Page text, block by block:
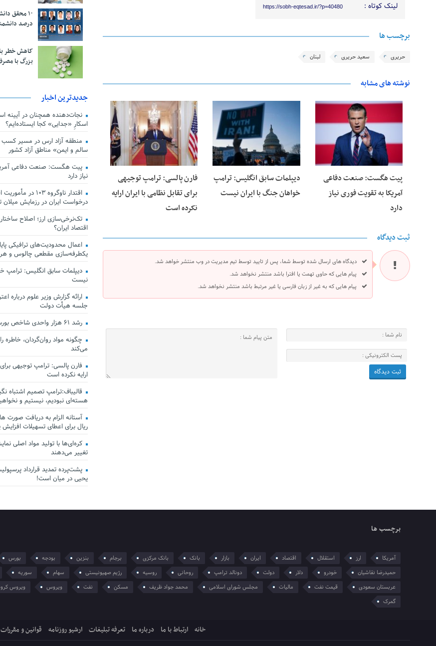
لینک کوتاه : https://sobh-eqtesad.ir/?p=40480
برچسب ها
حریری سعید حریری لبنان
نوشته های مشابه
پیت هگست: صنعت دفاعی
آمریکا به تقویت فوری نیاز
دارد
دیپلمات سابق انگلیس:‌ ترامپ
خواهان جنگ با ایران نیست
فارن پالسی: ترامپ توجیهی
برای تقابل نظامی با ایران ارایه
نکرده است
ثبت دیدگاه
دیدگاه های ارسال شده توسط شما، پس از تایید توسط تیم مدیریت در وب منتشر خواهد شد.
پیام هایی که حاوی تهمت یا افترا باشد منتشر نخواهد شد.
پیام هایی که به غیر از زبان فارسی یا غیر مرتبط باشد منتشر نخواهد شد.
درصد
کاهش خطر
بزرگ با
جدیدترین اخبار
اسکارِ «جدایی» کجا ایستاده‌ایم؟
منطقه آزاد ارس در مسیر
سالم و ایمن» مناطق آزاد کشور
پیت هگست: صنعت دفاعی
نیاز دارد
درخواست ایران در رزمایش
تک‌نرخی‌سازی ارز؛ اصلاح
اقتصاد ایران؟
اعمال محدودیت‌های ترافیکی
یکطرفه‌سازی مقطعی چالوس و
دیپلمات سابق انگلیس:‌ ترامپ
نیست
ارائه گزارش وزیر علوم درباره
جلسه هیأت دولت
رشد ۶۱ هزار واحدی شاخص بورس
چگونه مواد روان‌گردان، خاطره
می‌کند
فارن پالسی: ترامپ توجیهی برای
ارایه نکرده است
قالیباف:ترامپ تصمیم اشتباه
هسته‌ای نبودیم، نیستیم و
ریال برای اعطای تسهیلات
کره‌ای‌ها با تولید مواد اصلی
تغییر می‌دهند
پشت‌پرده تمدید قرارداد
یحیی در میان است!
برچسب ها
آمریکا ارز استقلال اقتصاد ایران بازار بانک بانک مرکزی برجام بنزین بودجه بورس
حمیدرضا نقاشیان
خودرو دلار دولت دونالد ترامپ روحانی روسیه رژیم صهیونیستی سهام سوریه
عربستان سعودی
قیمت نفت مالیات مجلس شورای اسلامی محمد جواد ظریف مسکن نفت ویروس ویروس
گمرک
خانه ارتباط با ما درباره ما تعرفه تبلیغات ارشیو روزنامه قوانین و مقررات